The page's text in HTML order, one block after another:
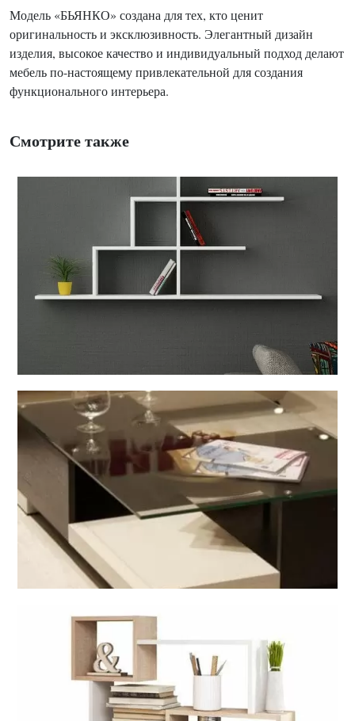
Модель «БЬЯНКО» создана для тех, кто ценит
оригинальность и эксклюзивность. Элегантный дизайн
изделия, высокое качество и индивидуальный подход делают
мебель по-настоящему привлекательной для создания
функционального интерьера.
Смотрите также